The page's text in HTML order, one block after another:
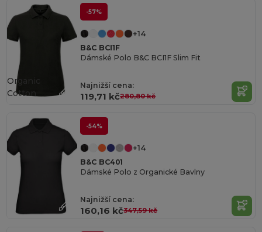
-57%
+14
B&C BCI1F
Dámské Polo B&C BCI1F Slim Fit
Najnižší cena:
119,71 kč280,80 kč
Organic
Cotton
-54%
+14
B&C BC401
Dámské Polo z Organické Bavlny
Najnižší cena:
160,16 kč347,59 kč